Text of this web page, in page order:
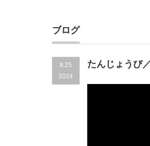
ブログ
8.25
2024
たんじょうび